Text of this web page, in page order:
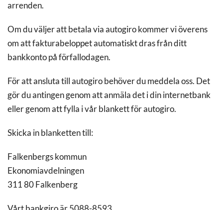
arrenden.
Om du väljer att betala via autogiro kommer vi överens
om att fakturabeloppet automatiskt dras från ditt
bankkonto på förfallodagen.
För att ansluta till autogiro behöver du meddela oss. Det
gör du antingen genom att anmäla det i din internetbank
eller genom att fylla i vår blankett för autogiro.
Skicka in blanketten till:
Falkenbergs kommun
Ekonomiavdelningen
311 80 Falkenberg